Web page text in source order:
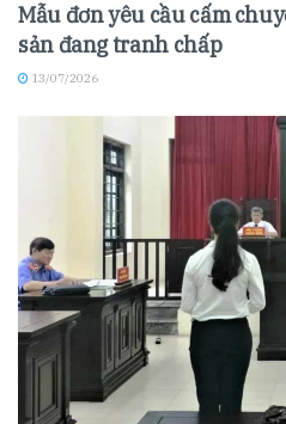
Mẫu đơn yêu cầu cấm
sản đang tranh chấp
13/07/2026